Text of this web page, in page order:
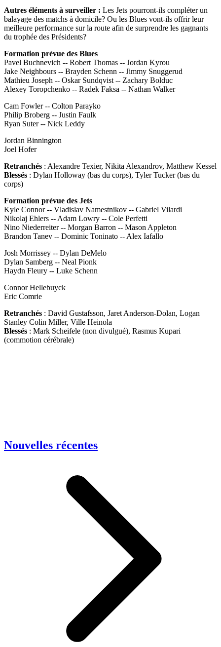
Autres éléments à surveiller : Les Jets pourront-ils compléter un
balayage des matchs à domicile? Ou les Blues vont-ils offrir leur
meilleure performance sur la route afin de surprendre les gagnants
du trophée des Présidents?
Formation prévue des Blues
Pavel Buchnevich -- Robert Thomas -- Jordan Kyrou
Jake Neighbours -- Brayden Schenn -- Jimmy Snuggerud
Mathieu Joseph -- Oskar Sundqvist -- Zachary Bolduc
Alexey Toropchenko -- Radek Faksa -- Nathan Walker
Cam Fowler -- Colton Parayko
Philip Broberg -- Justin Faulk
Ryan Suter -- Nick Leddy
Jordan Binnington
Joel Hofer
Retranchés : Alexandre Texier, Nikita Alexandrov, Matthew Kessel
Blessés : Dylan Holloway (bas du corps), Tyler Tucker (bas du
corps)
Formation prévue des Jets
Kyle Connor -- Vladislav Namestnikov -- Gabriel Vilardi
Nikolaj Ehlers -- Adam Lowry -- Cole Perfetti
Nino Niederreiter -- Morgan Barron -- Mason Appleton
Brandon Tanev -- Dominic Toninato -- Alex Iafallo
Josh Morrissey -- Dylan DeMelo
Dylan Samberg -- Neal Pionk
Haydn Fleury -- Luke Schenn
Connor Hellebuyck
Eric Comrie
Retranchés : David Gustafsson, Jaret Anderson-Dolan, Logan
Stanley Colin Miller, Ville Heinola
Blessés : Mark Scheifele (non divulgué), Rasmus Kupari
(commotion cérébrale)
Nouvelles récentes